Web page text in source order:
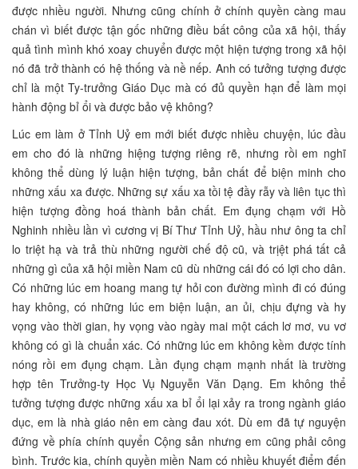
được nhiều người. Nhưng cũng chính ở chính quyền càng mau
chán vì biết được tận gốc những điều bất công của xã hội, thấy
quả tình mình khó xoay chuyển được một hiện tượng trong xã hội
nó đã trở thành có hệ thống và nề nếp. Anh có tưởng tượng được
chỉ là một Ty-trưởng Giáo Dục mà có đủ quyền hạn để làm mọi
hành động bỉ ổi và được bảo vệ không?
Lúc em làm ở Tỉnh Uỷ em mới biết được nhiều chuyện, lúc đầu
em cho đó là những hiệng tượng riêng rẽ, nhưng rồi em nghĩ
không thể dùng lý luận hiện tượng, bản chất để biện minh cho
những xấu xa được. Những sự xấu xa tồi tệ đầy rẫy và liên tục thì
hiện tượng đồng hoá thành bản chất. Em đụng chạm với Hồ
Nghinh nhiều lần vì cương vị Bí Thư Tỉnh Uỷ, hầu như ông ta chỉ
lo triệt hạ và trả thù những người chế độ cũ, và trịệt phá tất cả
những gì của xã hội miền Nam cũ dù những cái đó có lợi cho dân.
Có những lúc em hoang mang tự hỏi con đường mình đi có đúng
hay không, có những lúc em biện luận, an ủi, chịu đựng và hy
vọng vào thời gian, hy vọng vào ngày mai một cách lơ mơ, vu vơ
không có gì là chuẩn xác. Có những lúc em không kềm được tính
nóng rồi em đụng chạm. Lần đụng chạm mạnh nhất là trường
hợp tên Trưởng-ty Học Vụ Nguyễn Văn Dạng. Em không thể
tưởng tượng được những xấu xa bỉ ổi lại xảy ra trong ngành giáo
dục, em là nhà giáo nên em càng đau xót. Dù em đã tự nguyện
đứng về phía chính quyển Cộng sản nhưng em cũng phải công
bình. Trước kia, chính quyền miền Nam có nhiều khuyết điểm đến